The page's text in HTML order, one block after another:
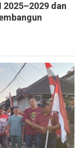
2025–2029 dan